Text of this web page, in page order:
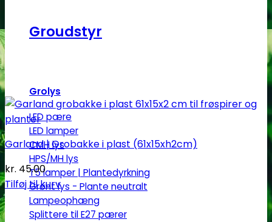
Groudstyr
Grolys
LED pære
LED lamper
CMH lys
HPS/MH lys
T5 lamper | Plantedyrkning
Grønt lys - Plante neutralt
Lampeophæng
Splittere til E27 pærer
Garland | Grobakke i plast (61x15xh2cm)
kr. 45.00
Tilføj til kurv